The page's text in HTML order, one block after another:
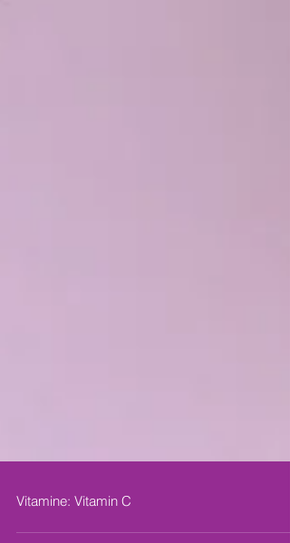
Vitamine: Vitamin C